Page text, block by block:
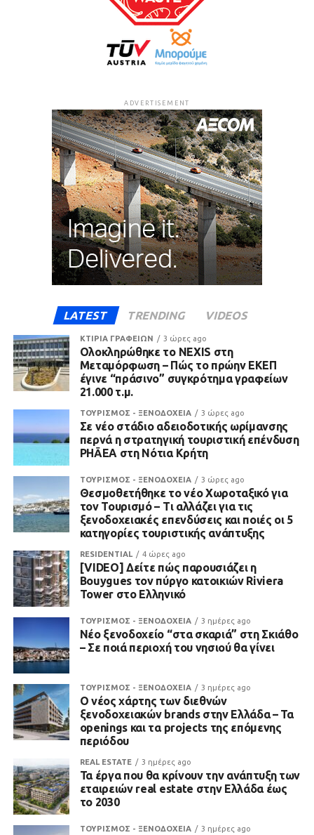
ADVERTISEMENT
LATEST TRENDING VIDEOS
ΚΤΙΡΙΑ ΓΡΑΦΕΙΩΝ 3 ώρες ago
Ολοκληρώθηκε το NEXIS στη
Μεταμόρφωση – Πώς το πρώην ΕΚΕΠ
έγινε “πράσινο” συγκρότημα γραφείων
21.000 τ.μ.
ΤΟΥΡΙΣΜΟΣ - ΞΕΝΟΔΟΧΕΙΑ 3 ώρες ago
Σε νέο στάδιο αδειοδοτικής ωρίμανσης
περνά η στρατηγική τουριστική επένδυση
PHĀEA στη Νότια Κρήτη
ΤΟΥΡΙΣΜΟΣ - ΞΕΝΟΔΟΧΕΙΑ 3 ώρες ago
Θεσμοθετήθηκε το νέο Χωροταξικό για
τον Τουρισμό – Τι αλλάζει για τις
ξενοδοχειακές επενδύσεις και ποιές οι 5
κατηγορίες τουριστικής ανάπτυξης
RESIDENTIAL 4 ώρες ago
[VIDEO] Δείτε πώς παρουσιάζει η
Bouygues τον πύργο κατοικιών Riviera
Tower στο Ελληνικό
ΤΟΥΡΙΣΜΟΣ - ΞΕΝΟΔΟΧΕΙΑ 3 ημέρες ago
Νέο ξενοδοχείο “στα σκαριά” στη Σκιάθο
– Σε ποιά περιοχή του νησιού θα γίνει
ΤΟΥΡΙΣΜΟΣ - ΞΕΝΟΔΟΧΕΙΑ 3 ημέρες ago
Ο νέος χάρτης των διεθνών
ξενοδοχειακών brands στην Ελλάδα – Τα
openings και τα projects της επόμενης
περιόδου
REAL ESTATE 3 ημέρες ago
Τα έργα που θα κρίνουν την ανάπτυξη των
εταιρειών real estate στην Ελλάδα έως
το 2030
ΤΟΥΡΙΣΜΟΣ - ΞΕΝΟΔΟΧΕΙΑ 3 ημέρες ago